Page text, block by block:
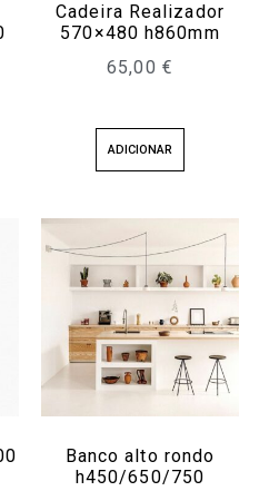
Cadeira Realizador
570×480 h860mm
65,00 €
ADICIONAR
Banco alto rondo
h450/650/750